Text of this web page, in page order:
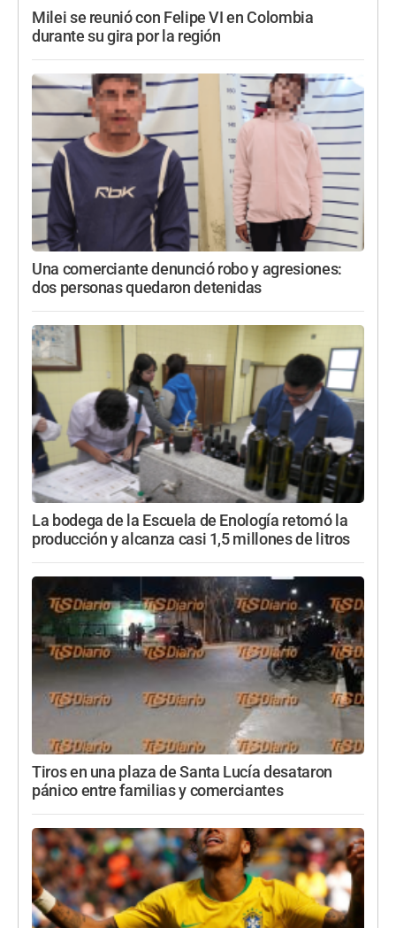
Milei se reunió con Felipe VI en Colombia
durante su gira por la región
Una comerciante denunció robo y agresiones:
dos personas quedaron detenidas
La bodega de la Escuela de Enología retomó la
producción y alcanza casi 1,5 millones de litros
Tiros en una plaza de Santa Lucía desataron
pánico entre familias y comerciantes